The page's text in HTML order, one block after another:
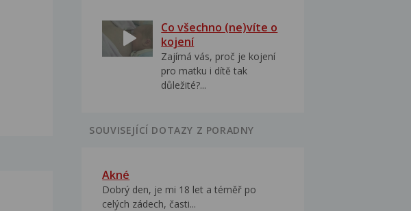
Co všechno (ne)víte o
kojení
Zajímá vás, proč je kojení
pro matku i dítě tak
důležité?...
SOUVISEJÍCÍ DOTAZY Z PORADNY
Akné
Dobrý den, je mi 18 let a téměř po
celých zádech, časti...